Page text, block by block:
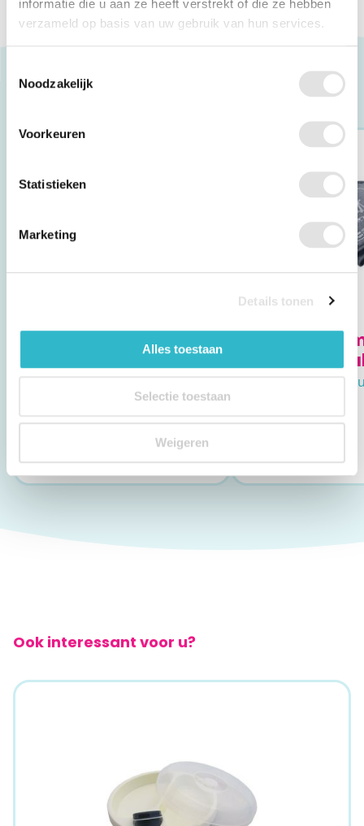
informatie die u aan ze heeft verstrekt of die ze hebben
verzameld op basis van uw gebruik van hun services.
Noodzakelijk
Voorkeuren
Statistieken
Marketing
Details tonen
Alles toestaan
Selectie toestaan
Weigeren
Anderen bekeken ook
Seca 750 analoge
Met grote ronde cijferklok
€ 148,95
Visomat
Eco
Inclusief
€ 49,95
Ook interessant voor u?